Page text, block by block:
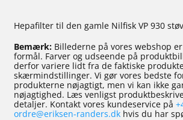
Hepafilter til den gamle Nilfisk VP 930
Bemærk: Billederne på vores webshop
formål. Farver og udseende på
derfor variere lidt fra de faktiske
skærmindstillinger. Vi gør vores bedste
produkterne nøjagtigt, men vi kan ikke
nøjagtighed. Læs venligst
detaljer. Kontakt vores kundeservice på
ordre@eriksen-randers.dk hvis du har